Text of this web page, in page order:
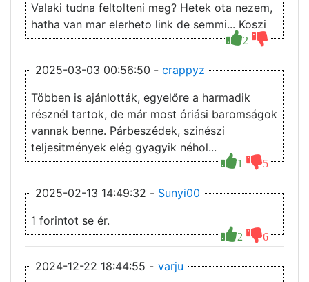
2
Valaki tudna feltolteni meg? Hetek ota nezem,
hatha van mar elerheto link de semmi... Koszi
2025-03-03 00:56:50 - crappyz
1 5
Többen is ajánlották, egyelőre a harmadik
résznél tartok, de már most óriási baromságok
vannak benne. Párbeszédek, szinészi
teljesitmények elég gyagyik néhol...
2025-02-13 14:49:32 - Sunyi00
2 6
1 forintot se ér.
2024-12-22 18:44:55 - varju